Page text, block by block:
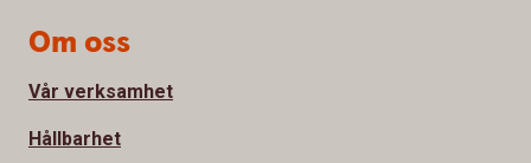
Om oss
Vår verksamhet
Hållbarhet